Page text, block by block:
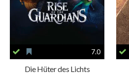
7.0
Die Hüter des Lichts